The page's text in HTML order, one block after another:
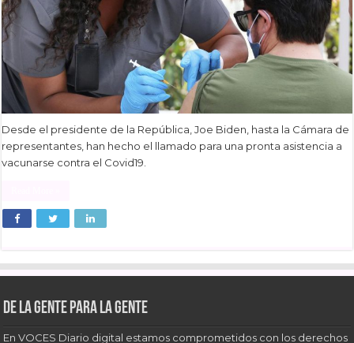
Desde el presidente de la República, Joe Biden, hasta la Cámara de
representantes, han hecho el llamado para una pronta asistencia a
vacunarse contra el Covid19.
De la gente para la gente
En VOCES Diario digital estamos comprometidos con los derechos